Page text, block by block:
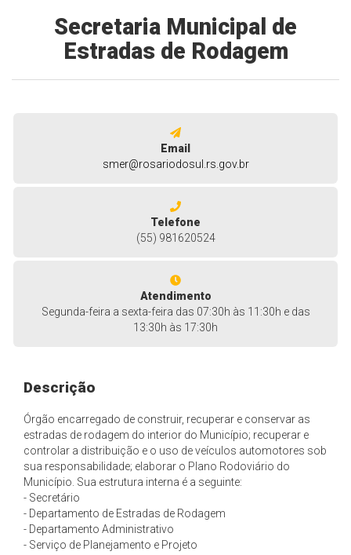
Secretaria Municipal de
Estradas de Rodagem
Email
smer@rosariodosul.rs.gov.br
Telefone
(55) 981620524
Atendimento
Segunda-feira a sexta-feira das 07:30h às 11:30h e das
13:30h às 17:30h
Descrição
Órgão encarregado de construir, recuperar e conservar as
estradas de rodagem do interior do Município; recuperar e
controlar a distribuição e o uso de veículos automotores sob
sua responsabilidade; elaborar o Plano Rodoviário do
Município. Sua estrutura interna é a seguinte:
- Secretário
- Departamento de Estradas de Rodagem
- Departamento Administrativo
- Serviço de Planejamento e Projeto